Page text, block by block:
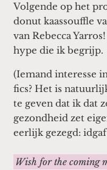
Volgende op het
donut kaassouffle
van Rebecca
hype die ik begrijp.
(Iemand interesse
fics? Het is
te geven dat ik dat
gezondheid zet
eerlijk gezegd:
Wish for the coming